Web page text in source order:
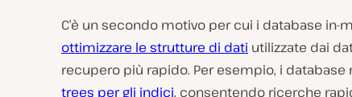
C’è un secondo motivo per cui i database in-
ottimizzare le strutture di dati utilizzate dai
recupero più rapido. Per esempio, i database
trees per gli indici, consentendo ricerche